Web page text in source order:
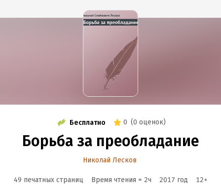
Бесплатно 0 (0 оценок)
Борьба за преобладание
Николай Лесков
49 печатных страниц Время чтения ≈ 2ч 2017 год 12+